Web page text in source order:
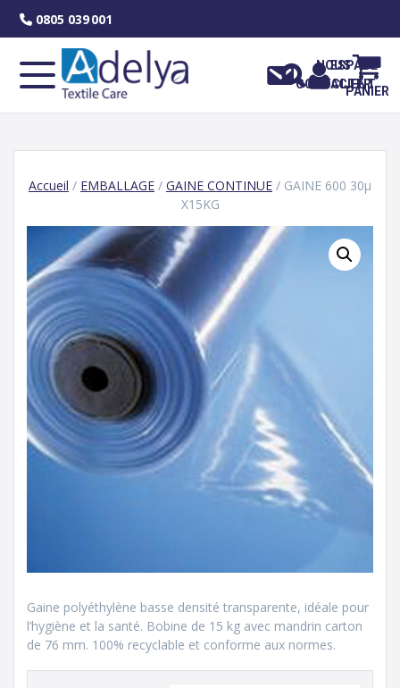
0805 039 001
NOUS
CONTACTER
ESPACE
CLIENT
PANIER
Accueil / EMBALLAGE / GAINE CONTINUE / GAINE 600 30µ
X15KG
Gaine polyéthylène basse densité transparente, idéale pour
l’hygiène et la santé. Bobine de 15 kg avec mandrin carton
de 76 mm. 100% recyclable et conforme aux normes.